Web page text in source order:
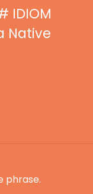
IDIOM
Native
phrase.